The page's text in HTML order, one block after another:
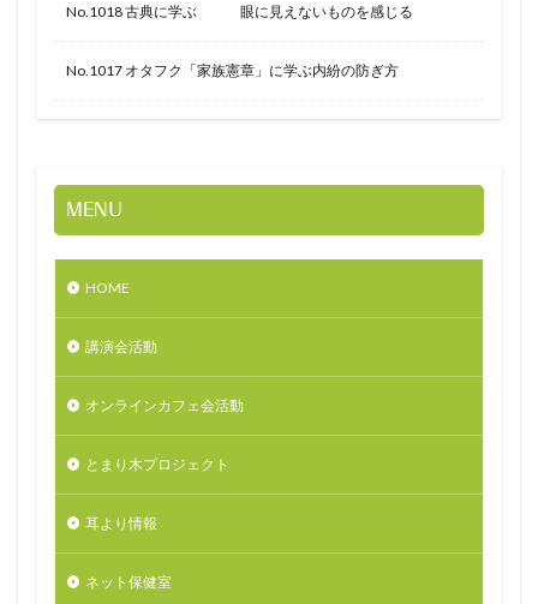
No.1018 古典に学ぶ 眼に見えないものを感じる
No.1017 オタフク「家族憲章」に学ぶ内紛の防ぎ方
MENU
HOME
講演会活動
オンラインカフェ会活動
とまり木プロジェクト
耳より情報
ネット保健室